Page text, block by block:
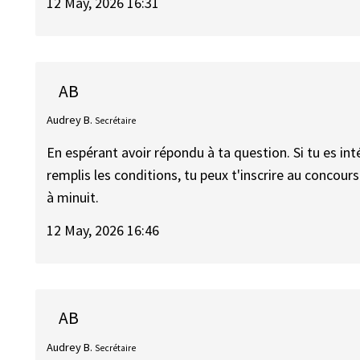
AB
Audrey B. Secrétaire
En espérant avoir répondu à ta question. Si tu es
remplis les conditions, tu peux t'inscrire au
à minuit.
12 May, 2026 16:46
AB
Audrey B. Secrétaire